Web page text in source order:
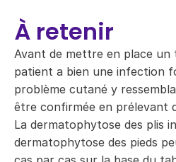
À retenir
Avant de mettre en place
patient a bien une infection
problème cutané y
être confirmée en prélevant
La dermatophytose des plis
dermatophytose des pieds